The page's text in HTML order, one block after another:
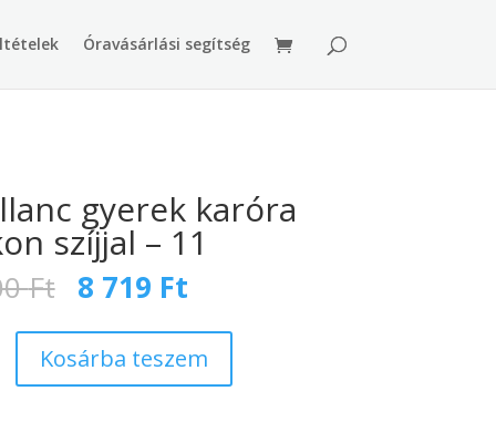
Óravásárlási segítség
gyerek karóra
szíjjal – 11
Ft Original
price
was:
13
200 Ft.
8 719 Ft
is:
8
719 Ft.
Kosárba teszem